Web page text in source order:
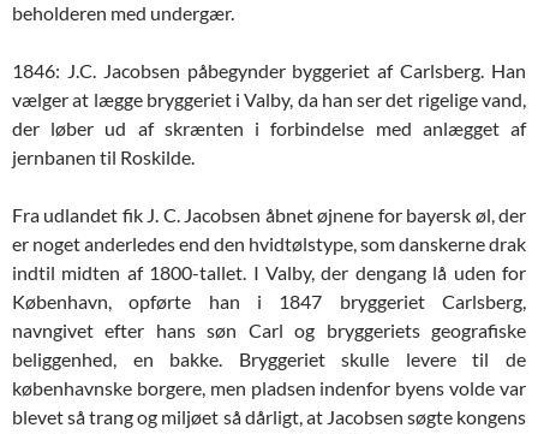
beholderen med undergær.
1846: J.C. Jacobsen påbegynder byggeriet af Carlsberg. Han
vælger at lægge bryggeriet i Valby, da han ser det rigelige vand,
der løber ud af skrænten i forbindelse med anlægget af
jernbanen til Roskilde.
Fra udlandet fik J. C. Jacobsen åbnet øjnene for bayersk øl, der
er noget anderledes end den hvidtølstype, som danskerne drak
indtil midten af 1800-tallet. I Valby, der dengang lå uden for
København, opførte han i 1847 bryggeriet Carlsberg,
navngivet efter hans søn Carl og bryggeriets geografiske
beliggenhed, en bakke. Bryggeriet skulle levere til de
københavnske borgere, men pladsen indenfor byens volde var
blevet så trang og miljøet så dårligt, at Jacobsen søgte kongens